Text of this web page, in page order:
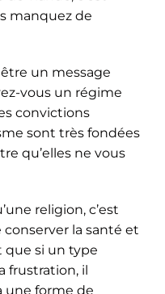
manquez de
un message
vous un régime
convictions
sont très fondées
qu’elles ne vous
religion, c’est
la santé et
que si un type
frustration, il
une forme de